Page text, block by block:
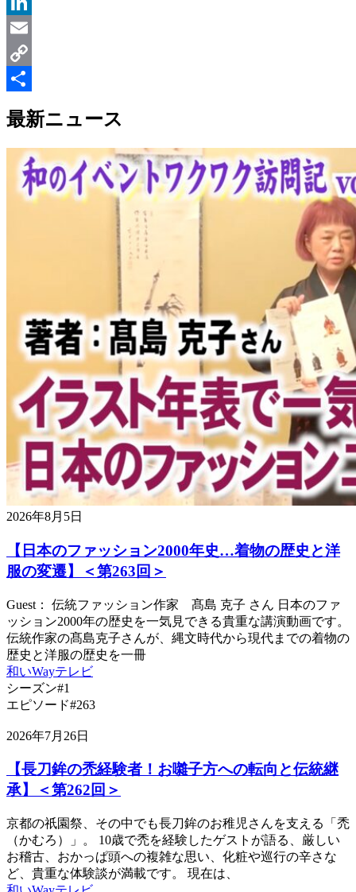
最新ニュース
2026年8月5日
【日本のファッション2000年史…着物の歴史と洋
服の変遷】＜第263回＞
Guest： 伝統ファッション作家 髙島 克子 さん 日本のファ
ッション2000年の歴史を一気見できる貴重な講演動画です。
伝統作家の髙島克子さんが、縄文時代から現代までの着物の
歴史と洋服の歴史を一冊
和いWayテレビ
シーズン#1
エピソード#263
2026年7月26日
【長刀鉾の禿経験者！お囃子方への転向と伝統継
承】＜第262回＞
京都の祇園祭、その中でも長刀鉾のお稚児さんを支える「禿
（かむろ）」。 10歳で禿を経験したゲストが語る、厳しい
お稽古、おかっぱ頭への複雑な思い、化粧や巡行の辛さな
ど、貴重な体験談が満載です。 現在は、